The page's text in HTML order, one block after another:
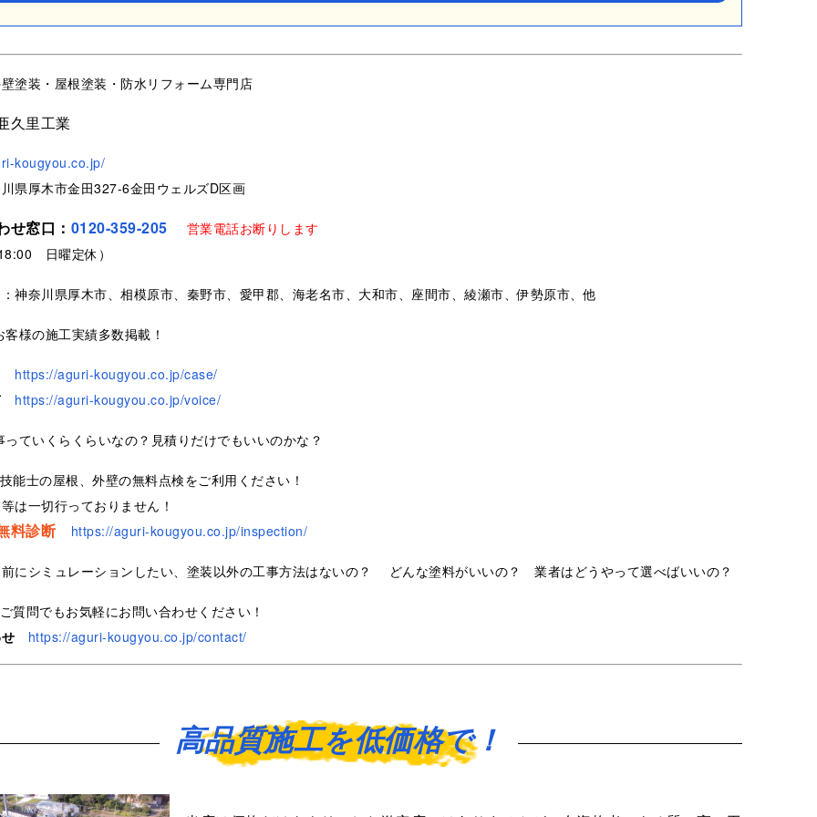
塗装・屋根塗装・防水リフォーム専門店
久里工業
kougyou.co.jp/
県厚木市金田327-6金田ウェルズD区画
せ窓口： 0120-359-205
営業電話お断りします
日曜定休）
神奈川県厚木市、相模原市、秦野市、愛甲郡、海老名市、大和市、座間市、綾瀬市、伊勢原市、他
様の施工実績多数掲載！
https://aguri-kougyou.co.jp/case/
https://aguri-kougyou.co.jp/voice/
ていくらくらいなの？見積りだけでもいいのかな？
能士の屋根、外壁の無料点検をご利用ください！
は一切行っておりません！
料診断 https://aguri-kougyou.co.jp/inspection/
にシミュレーションしたい、塗装以外の工事方法はないの？ どんな塗料がいいの？ 業者はどうやって選べばいいの？
問でもお気軽にお問い合わせください！
https://aguri-kougyou.co.jp/contact/
高品質施工を低価格で！